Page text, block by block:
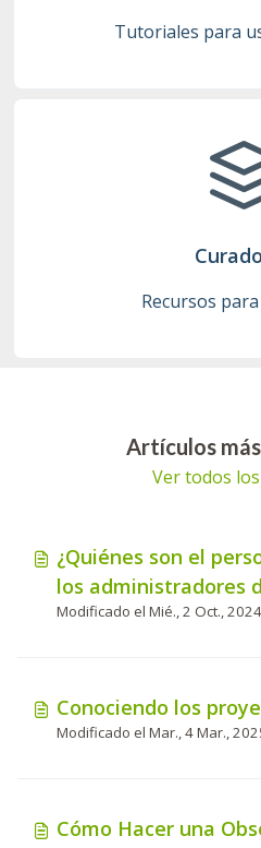
Tutoriales para
Recursos
Artículos
Ver todos
¿Quiénes son el
los administradores
Conociendo los
Cómo Hacer una